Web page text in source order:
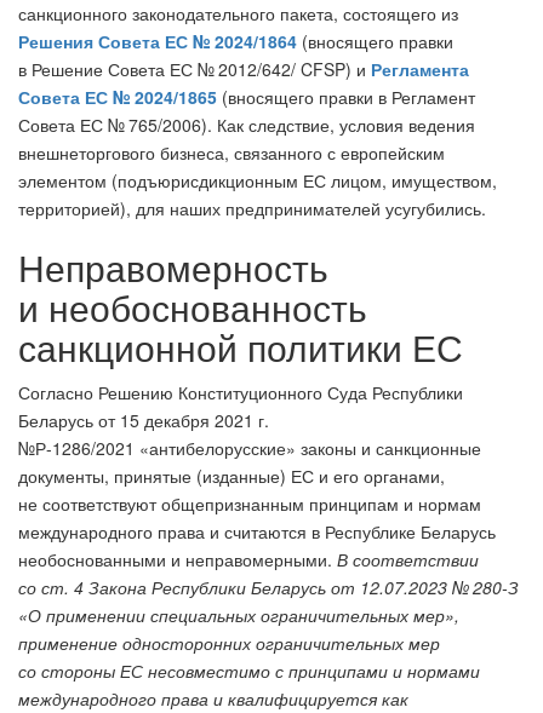
санкционного законодательного пакета, состоящего из
Решения Совета ЕС № 2024/1864 (вносящего правки
в Решение Совета ЕС № 2012/642/ CFSP) и Регламента
Совета ЕС № 2024/1865 (вносящего правки в Регламент
Совета ЕС № 765/2006). Как следствие, условия ведения
внешнеторгового бизнеса, связанного с европейским
элементом (подъюрисдикционным ЕС лицом, имуществом,
территорией), для наших предпринимателей усугубились.
Неправомерность
и необоснованность
санкционной политики ЕС
Согласно Решению Конституционного Суда Республики
Беларусь от 15 декабря 2021 г.
№Р-1286/2021 «антибелорусские» законы и санкционные
документы, принятые (изданные) ЕС и его органами,
не соответствуют общепризнанным принципам и нормам
международного права и считаются в Республике Беларусь
необоснованными и неправомерными. В соответствии
со ст. 4 Закона Республики Беларусь от 12.07.2023 № 280-З
«О применении специальных ограничительных мер»,
применение односторонних ограничительных мер
со стороны ЕС несовместимо с принципами и нормами
международного права и квалифицируется как